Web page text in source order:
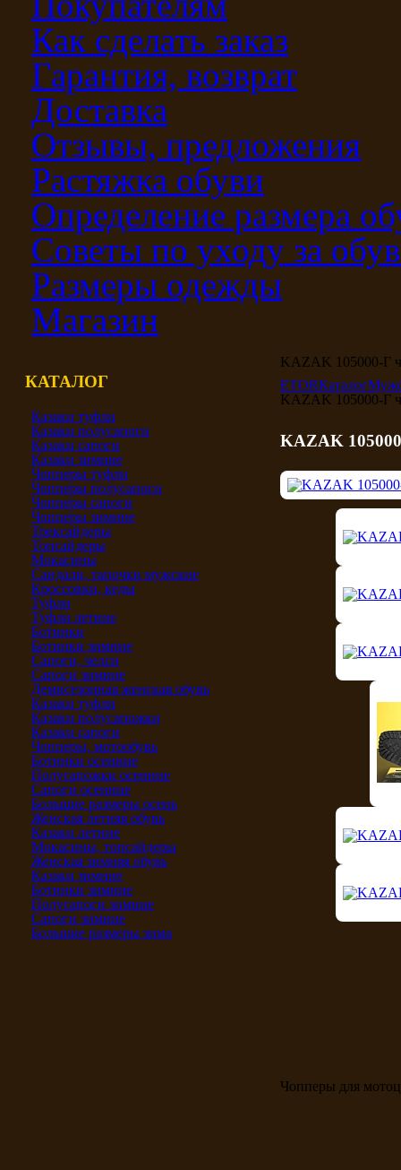
Как сделать заказ
Гарантия, возврат
Доставка
Отзывы, предложения
Растяжка обуви
Определение размера
Советы по уходу за
Размеры одежды
Магазин
КАТАЛОГ
Казаки туфли
Казаки полусапоги
Казаки сапоги
Казаки зимние
Чопперы туфли
Чопперы полусапоги
Чопперы сапоги
Чопперы зимние
Трексайдеры
Топсайдеры
Мокасины
Сандали, тапочки мужские
Кроссовки, кеды
Туфли
Туфли летние
Ботинки
Ботинки зимние
Сапоги, челси
Сапоги зимние
Демисезонная женская обувь
Казаки туфли
Казаки полусапожки
Казаки сапоги
Чопперы, мотообувь
Ботинки осенние
Полусапожки осенние
Сапоги осенние
Большие размеры осень
Женская летняя обувь
Казаки летние
Мокасины, топсайдеры
Женская зимняя обувь
Казаки зимние
Ботинки зимние
Полусапоги зимние
Сапоги зимние
Большие размеры зима
KAZAK 105000-Г
ETORКаталог
KAZAK 105000-Г
KAZAK
Чопперы для